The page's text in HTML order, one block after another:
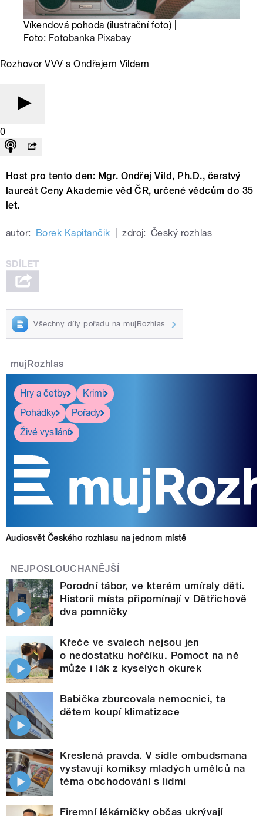
Víkendová pohoda (ilustrační foto) |
Foto: Fotobanka Pixabay
Rozhovor VVV s Ondřejem Vildem
0
Host pro tento den: Mgr. Ondřej Vild, Ph.D., čerstvý
laureát Ceny Akademie věd ČR, určené vědcům do 35
let.
autor: Borek Kapitančik zdroj: Český rozhlas
Všechny díly pořadu na mujRozhlas
mujRozhlas
Hry a četby
Krimi
Pohádky
Pořady
Živé vysílání
Audiosvět Českého rozhlasu na jednom místě
NEJPOSLOUCHANĚJŠÍ
Porodní tábor, ve kterém umíraly děti.
Historii místa připomínají v Dětřichově
dva pomníčky
Křeče ve svalech nejsou jen
o nedostatku hořčíku. Pomoct na ně
může i lák z kyselých okurek
Babička zburcovala nemocnici, ta
dětem koupí klimatizace
Kreslená pravda. V sídle ombudsmana
vystavují komiksy mladých umělců na
téma obchodování s lidmi
Firemní lékárničky občas ukrývají